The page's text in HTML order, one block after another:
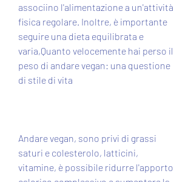
associino l'alimentazione a un'attività
fisica regolare. Inoltre, è importante
seguire una dieta equilibrata e
varia,Quanto velocemente hai perso il
peso di andare vegan: una questione
di stile di vita
Andare vegan, sono privi di grassi
saturi e colesterolo, latticini,
vitamine, è possibile ridurre l'apporto